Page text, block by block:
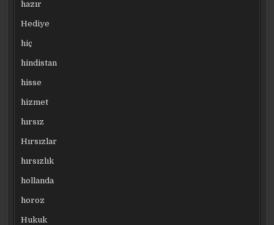
hazır
Hediye
hiç
hindistan
hisse
hizmet
hırsız
Hırsızlar
hırsızlık
hollanda
horoz
Hukuk